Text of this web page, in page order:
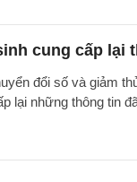
cung cấp lại
đổi số và giảm
lại những thông tin